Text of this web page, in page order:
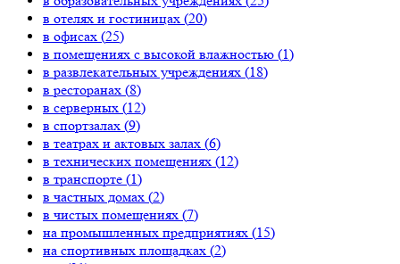
в отелях и гостиницах (20)
в офисах (25)
в помещениях с высокой влажностью (1)
в развлекательных учреждениях (18)
в ресторанах (8)
в серверных (12)
в спортзалах (9)
в театрах и актовых залах (6)
в технических помещениях (12)
в транспорте (1)
в частных домах (2)
в чистых помещениях (7)
на промышленных предприятиях (15)
на спортивных площадках (2)